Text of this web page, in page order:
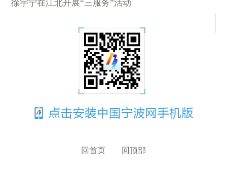
徐宇宁在江北开展“三服务”活动
回首页 回顶部